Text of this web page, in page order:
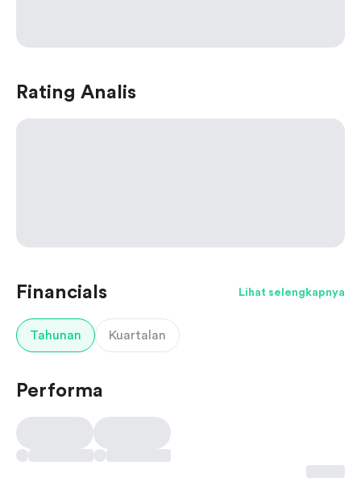
Rating Analis
Financials Lihat selengkapnya
Tahunan Kuartalan
Performa